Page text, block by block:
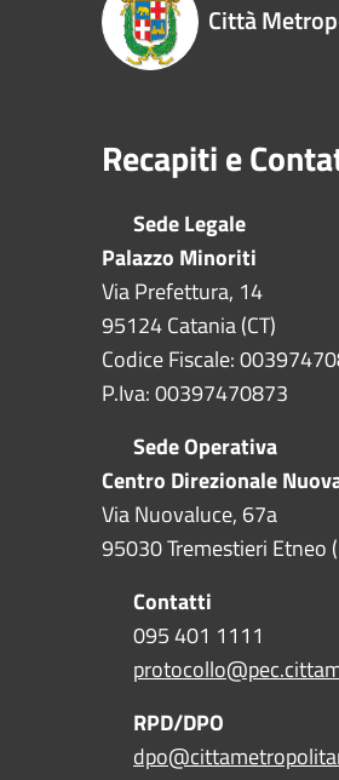
Città
Recapiti e
Sede Legale
Palazzo Minoriti
Via Prefettura, 14
95124 Catania (CT)
Codice Fiscale:
P.Iva: 00397470873
Sede Operativa
Centro Direzionale
Via Nuovaluce, 67a
95030 Tremestieri Etneo
Contatti
095 401 1111
RPD/DPO